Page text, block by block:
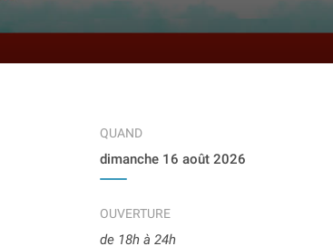
QUAND
dimanche 16 août 2026
OUVERTURE
de 18h à 24h